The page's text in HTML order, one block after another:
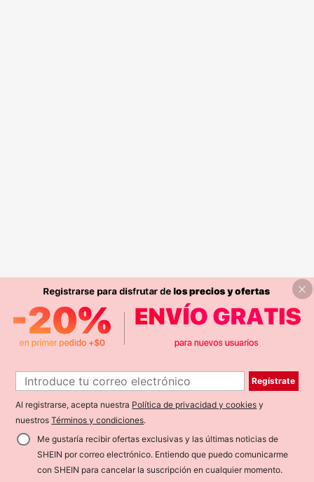
Regístrate
Al registrarse, acepta nuestra Política de privacidad y cookies y
nuestrosTérminos y condiciones.
Me gustaría recibir ofertas exclusivas y las últimas noticias de
SHEIN por correo electrónico. Entiendo que puedo comunicarme
con SHEIN para cancelar la suscripción en cualquier momento.